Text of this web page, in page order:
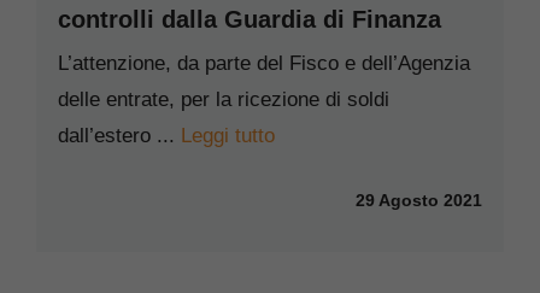
controlli dalla Guardia di Finanza
L’attenzione, da parte del Fisco e dell’Agenzia
delle entrate, per la ricezione di soldi
dall’estero ... Leggi tutto
29 Agosto 2021